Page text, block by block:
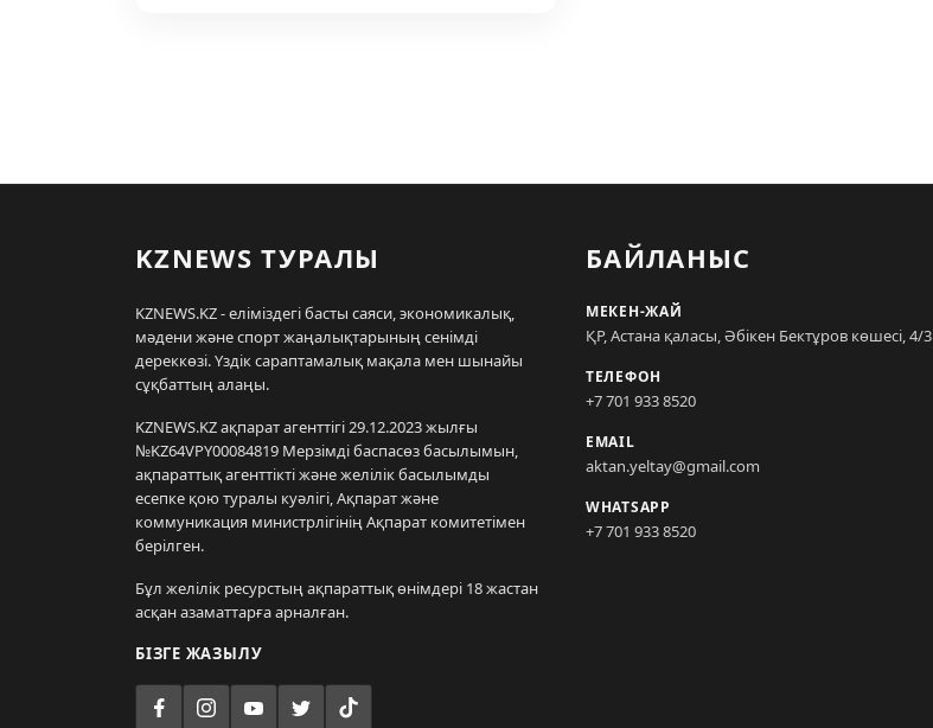
KZNEWS ТУРАЛЫ
KZNEWS.KZ - еліміздегі басты саяси, экономикалық,
мәдени және спорт жаңалықтарының сенімді
дереккөзі. Үздік сараптамалық мақала мен шынайы
сұқбаттың алаңы.
KZNEWS.KZ ақпарат агенттігі 29.12.2023 жылғы
№KZ64VPY00084819 Мерзімді баспасөз басылымын,
ақпараттық агенттікті және желілік басылымды
есепке қою туралы куәлігі, Ақпарат және
коммуникация министрлігінің Ақпарат комитетімен
берілген.
Бұл желілік ресурстың ақпараттық өнімдері 18 жастан
асқан азаматтарға арналған.
БІЗГЕ ЖАЗЫЛУ
БАЙЛАНЫС
МЕКЕН-ЖАЙ
ҚР, Астана қаласы, Әбікен Бектұров көшесі, 4/3
ТЕЛЕФОН
+7 701 933 8520
EMAIL
aktan.yeltay@gmail.com
WHATSAPP
+7 701 933 8520